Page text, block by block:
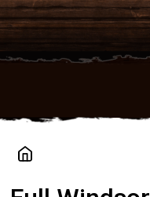
Přejít
na
obsah